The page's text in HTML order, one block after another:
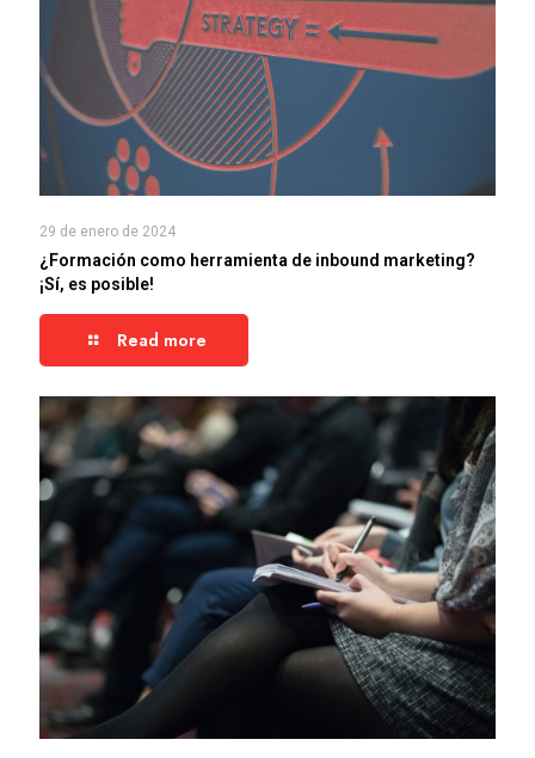
29 de enero de 2024
¿Formación como herramienta de inbound marketing?
¡Sí, es posible!
Read more